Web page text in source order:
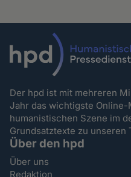
Der hpd ist mit mehreren
Jahr das wichtigste
humanistischen Szene im
Grundsatztexte zu unseren
Über den hpd
Über uns
Redaktion